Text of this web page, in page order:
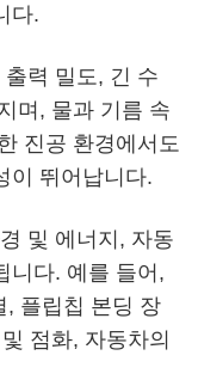
다.
력 밀도, 긴 수
며, 물과 기름 속
진공 환경에서도
이 뛰어납니다.
및 에너지, 자동
니다. 예를 들어,
, 플립칩 본딩 장
점화, 자동차의